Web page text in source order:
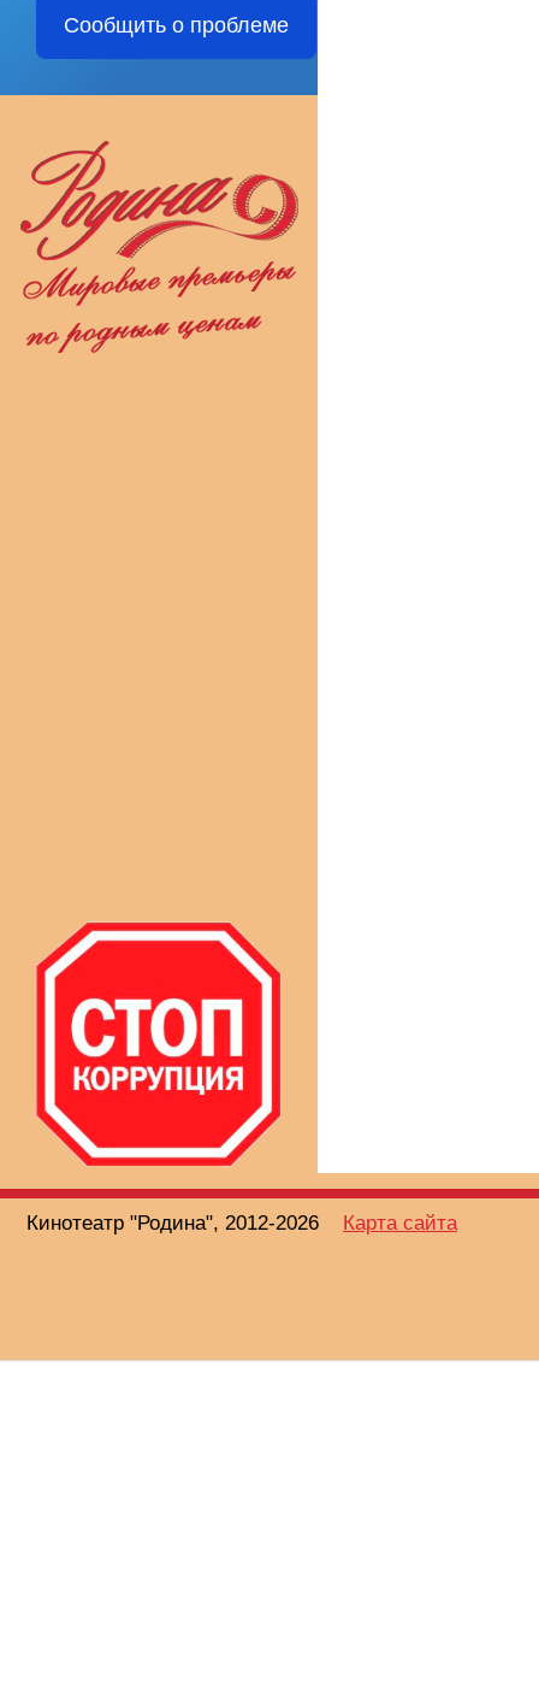
Сообщить о проблеме
Кинотеатр "Родина", 2012-2026 Карта сайта